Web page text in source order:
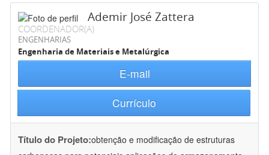
Ademir José Zattera
COORDENADOR(A)
ENGENHARIAS
Engenharia de Materiais e Metalúrgica
E-mail
Currículo
Título do Projeto:obtenção e modificação de estruturas